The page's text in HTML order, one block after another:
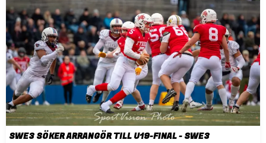
SWE3 SÖKER ARRANGÖR TILL U19-FINAL - SWE3